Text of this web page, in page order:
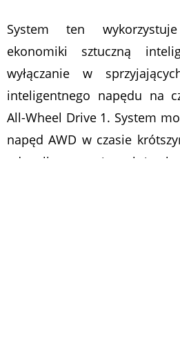
System ten
ekonomiki sztuczną
wyłączanie w
inteligentnego napędu na
All-Wheel Drive 1. System
napęd AWD w czasie
gdy tylko uzna, że należy